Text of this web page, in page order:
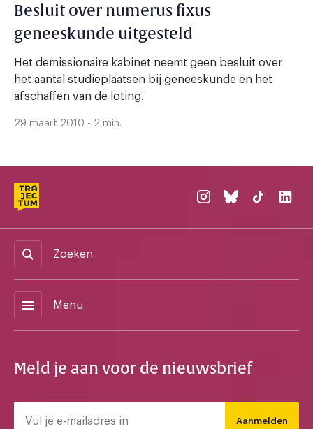
Besluit over numerus fixus
geneeskunde uitgesteld
Het demissionaire kabinet neemt geen besluit over
het aantal studieplaatsen bij geneeskunde en het
afschaffen van de loting.
29 maart 2010 - 2 min.
Zoeken
menu Menu
Meld je aan voor de nieuwsbrief
Aanmelden